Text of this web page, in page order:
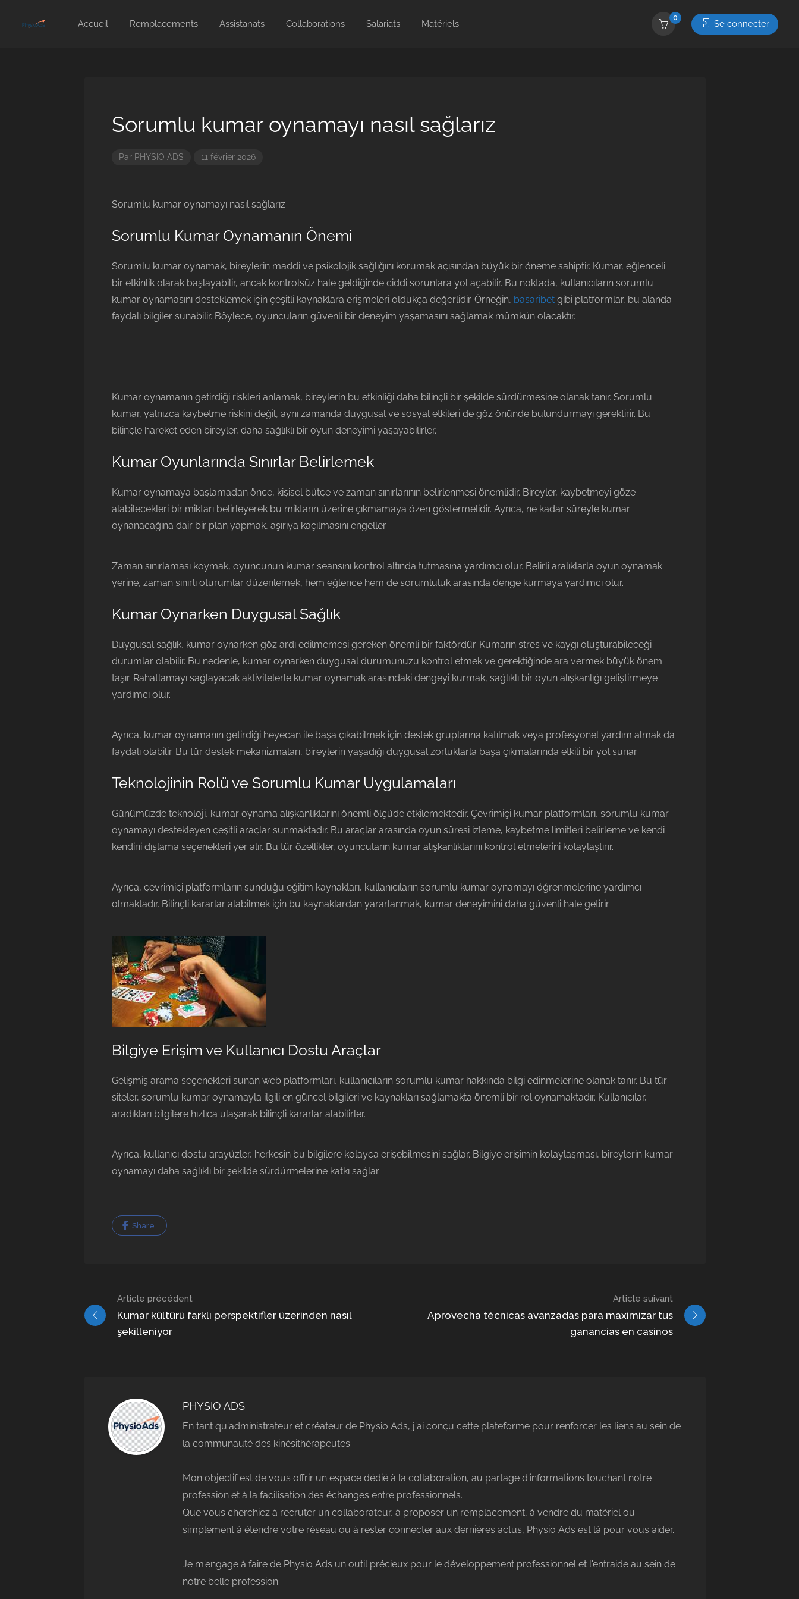
Accueil Remplacements Assistanats Collaborations Salariats Matériels
0
Se connecter
Sorumlu kumar oynamayı nasıl sağlarız
Par PHYSIO ADS 11 février 2026
Sorumlu kumar oynamayı nasıl sağlarız
Sorumlu Kumar Oynamanın Önemi
Sorumlu kumar oynamak, bireylerin maddi ve psikolojik sağlığını korumak açısından büyük bir öneme sahiptir. Kumar, eğlenceli
bir etkinlik olarak başlayabilir, ancak kontrolsüz hale geldiğinde ciddi sorunlara yol açabilir. Bu noktada, kullanıcıların sorumlu
kumar oynamasını desteklemek için çeşitli kaynaklara erişmeleri oldukça değerlidir. Örneğin, basaribet gibi platformlar, bu alanda
faydalı bilgiler sunabilir. Böylece, oyuncuların güvenli bir deneyim yaşamasını sağlamak mümkün olacaktır.
Kumar oynamanın getirdiği riskleri anlamak, bireylerin bu etkinliği daha bilinçli bir şekilde sürdürmesine olanak tanır. Sorumlu
kumar, yalnızca kaybetme riskini değil, aynı zamanda duygusal ve sosyal etkileri de göz önünde bulundurmayı gerektirir. Bu
bilinçle hareket eden bireyler, daha sağlıklı bir oyun deneyimi yaşayabilirler.
Kumar Oyunlarında Sınırlar Belirlemek
Kumar oynamaya başlamadan önce, kişisel bütçe ve zaman sınırlarının belirlenmesi önemlidir. Bireyler, kaybetmeyi göze
alabilecekleri bir miktarı belirleyerek bu miktarın üzerine çıkmamaya özen göstermelidir. Ayrıca, ne kadar süreyle kumar
oynanacağına dair bir plan yapmak, aşırıya kaçılmasını engeller.
Zaman sınırlaması koymak, oyuncunun kumar seansını kontrol altında tutmasına yardımcı olur. Belirli aralıklarla oyun oynamak
yerine, zaman sınırlı oturumlar düzenlemek, hem eğlence hem de sorumluluk arasında denge kurmaya yardımcı olur.
Kumar Oynarken Duygusal Sağlık
Duygusal sağlık, kumar oynarken göz ardı edilmemesi gereken önemli bir faktördür. Kumarın stres ve kaygı oluşturabileceği
durumlar olabilir. Bu nedenle, kumar oynarken duygusal durumunuzu kontrol etmek ve gerektiğinde ara vermek büyük önem
taşır. Rahatlamayı sağlayacak aktivitelerle kumar oynamak arasındaki dengeyi kurmak, sağlıklı bir oyun alışkanlığı geliştirmeye
yardımcı olur.
Ayrıca, kumar oynamanın getirdiği heyecan ile başa çıkabilmek için destek gruplarına katılmak veya profesyonel yardım almak da
faydalı olabilir. Bu tür destek mekanizmaları, bireylerin yaşadığı duygusal zorluklarla başa çıkmalarında etkili bir yol sunar.
Teknolojinin Rolü ve Sorumlu Kumar Uygulamaları
Günümüzde teknoloji, kumar oynama alışkanlıklarını önemli ölçüde etkilemektedir. Çevrimiçi kumar platformları, sorumlu kumar
oynamayı destekleyen çeşitli araçlar sunmaktadır. Bu araçlar arasında oyun süresi izleme, kaybetme limitleri belirleme ve kendi
kendini dışlama seçenekleri yer alır. Bu tür özellikler, oyuncuların kumar alışkanlıklarını kontrol etmelerini kolaylaştırır.
Ayrıca, çevrimiçi platformların sunduğu eğitim kaynakları, kullanıcıların sorumlu kumar oynamayı öğrenmelerine yardımcı
olmaktadır. Bilinçli kararlar alabilmek için bu kaynaklardan yararlanmak, kumar deneyimini daha güvenli hale getirir.
Bilgiye Erişim ve Kullanıcı Dostu Araçlar
Gelişmiş arama seçenekleri sunan web platformları, kullanıcıların sorumlu kumar hakkında bilgi edinmelerine olanak tanır. Bu tür
siteler, sorumlu kumar oynamayla ilgili en güncel bilgileri ve kaynakları sağlamakta önemli bir rol oynamaktadır. Kullanıcılar,
aradıkları bilgilere hızlıca ulaşarak bilinçli kararlar alabilirler.
Ayrıca, kullanıcı dostu arayüzler, herkesin bu bilgilere kolayca erişebilmesini sağlar. Bilgiye erişimin kolaylaşması, bireylerin kumar
oynamayı daha sağlıklı bir şekilde sürdürmelerine katkı sağlar.
Share
Navigation
dans
Article précédent
Kumar kültürü farklı perspektifler üzerinden nasıl
şekilleniyor
Article suivant
Aprovecha técnicas avanzadas para maximizar tus
ganancias en casinos
PHYSIO ADS
En tant qu'administrateur et créateur de Physio Ads, j'ai conçu cette plateforme pour renforcer les liens au sein de
la communauté des kinésithérapeutes.
Mon objectif est de vous offrir un espace dédié à la collaboration, au partage d'informations touchant notre
profession et à la facilisation des échanges entre professionnels.
Que vous cherchiez à recruter un collaborateur, à proposer un remplacement, à vendre du matériel ou
simplement à étendre votre réseau ou à rester connecter aux dernières actus, Physio Ads est là pour vous aider.
Je m'engage à faire de Physio Ads un outil précieux pour le développement professionnel et l'entraide au sein de
notre belle profession.